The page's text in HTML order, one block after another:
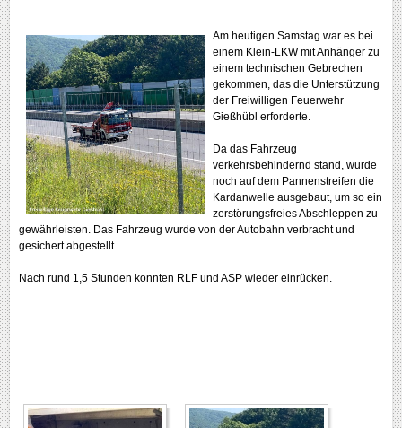
Am heutigen Samstag war es bei
einem Klein-LKW mit Anhänger zu
einem technischen Gebrechen
gekommen, das die Unterstützung
der Freiwilligen Feuerwehr
Gießhübl erforderte.
Da das Fahrzeug
verkehrsbehindernd stand, wurde
noch auf dem Pannenstreifen die
Kardanwelle ausgebaut, um so ein
zerstörungsfreies Abschleppen zu
gewährleisten. Das Fahrzeug wurde von der Autobahn verbracht und
gesichert abgestellt.
Nach rund 1,5 Stunden konnten RLF und ASP wieder einrücken.